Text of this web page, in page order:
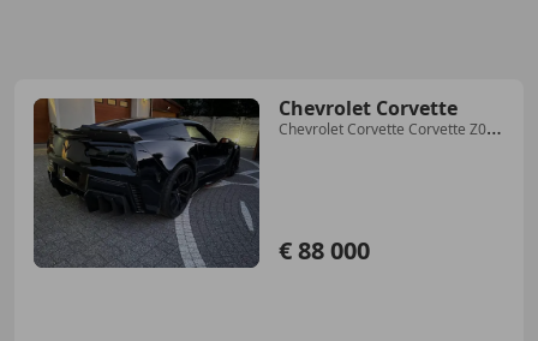
Chevrolet Corvette
Chevrolet Corvette Corvette Z06
€ 88 000